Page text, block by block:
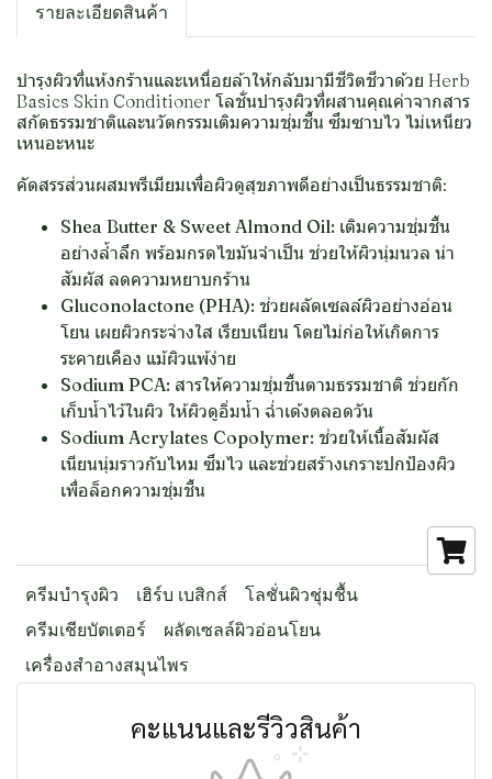
รายละเอียดสินค้า
บำรุงผิวที่แห้งกร้านและเหนื่อยล้าให้กลับมามีชีวิตชีวาด้วย Herb
Basics Skin Conditioner โลชั่นบำรุงผิวที่ผสานคุณค่าจากสาร
สกัดธรรมชาติและนวัตกรรมเติมความชุ่มชื้น ซึมซาบไว ไม่เหนียว
เหนอะหนะ
คัดสรรส่วนผสมพรีเมียมเพื่อผิวดูสุขภาพดีอย่างเป็นธรรมชาติ:
Shea Butter & Sweet Almond Oil: เติมความชุ่มชื้น
อย่างล้ำลึก พร้อมกรดไขมันจำเป็น ช่วยให้ผิวนุ่มนวล น่า
สัมผัส ลดความหยาบกร้าน
Gluconolactone (PHA): ช่วยผลัดเซลล์ผิวอย่างอ่อน
โยน เผยผิวกระจ่างใส เรียบเนียน โดยไม่ก่อให้เกิดการ
ระคายเคือง แม้ผิวแพ้ง่าย
Sodium PCA: สารให้ความชุ่มชื้นตามธรรมชาติ ช่วยกัก
เก็บน้ำไว้ในผิว ให้ผิวดูอิ่มน้ำ ฉ่ำเด้งตลอดวัน
Sodium Acrylates Copolymer: ช่วยให้เนื้อสัมผัส
เนียนนุ่มราวกับไหม ซึมไว และช่วยสร้างเกราะปกป้องผิว
เพื่อล็อกความชุ่มชื้น
ครีมบำรุงผิว เฮิร์บ เบสิกส์
โลชั่นผิวชุ่มชื้น
ครีมเชียบัตเตอร์
ผลัดเซลล์ผิวอ่อนโยน
เครื่องสำอางสมุนไพร
คะแนนและรีวิวสินค้า